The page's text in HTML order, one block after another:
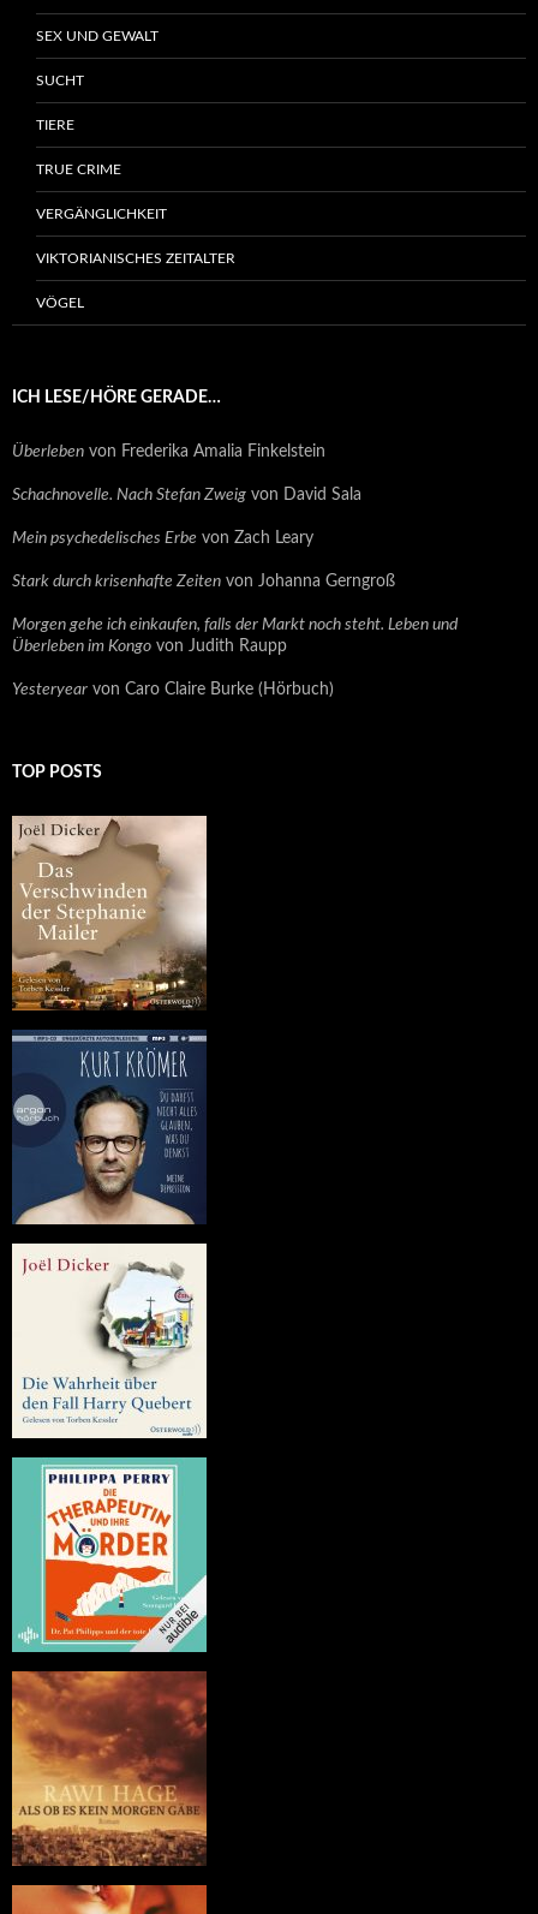
SEX UND GEWALT
SUCHT
TIERE
TRUE CRIME
VERGÄNGLICHKEIT
VIKTORIANISCHES ZEITALTER
VÖGEL
ICH LESE/HÖRE GERADE…
Überleben von Frederika Amalia Finkelstein
Schachnovelle. Nach Stefan Zweig von David Sala
Mein psychedelisches Erbe von Zach Leary
Stark durch krisenhafte Zeiten von Johanna Gerngroß
Morgen gehe ich einkaufen, falls der Markt noch steht. Leben und
Überleben im Kongo von Judith Raupp
Yesteryear von Caro Claire Burke (Hörbuch)
TOP POSTS